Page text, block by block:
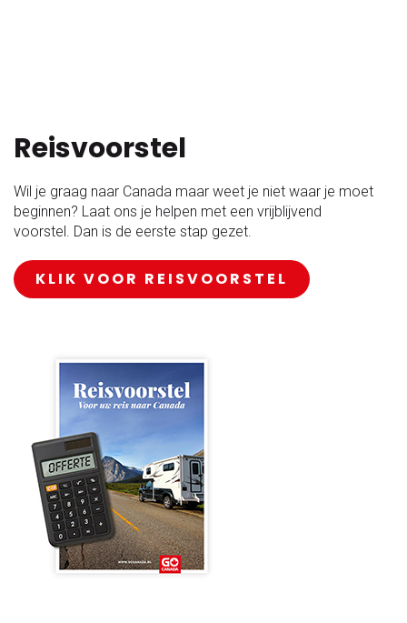
Reisvoorstel
Wil je graag naar Canada maar weet je niet waar je moet
beginnen? Laat ons je helpen met een vrijblijvend
voorstel. Dan is de eerste stap gezet.
KLIK VOOR REISVOORSTEL